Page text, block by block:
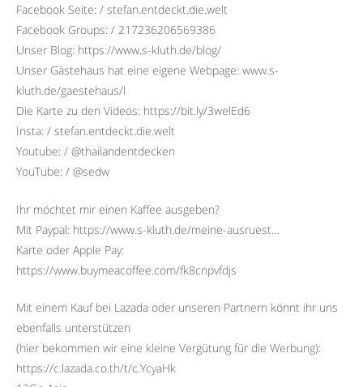
Facebook Seite: / stefan.entdeckt.die.welt
Facebook Groups: / 217236206569386
Unser Blog: https://www.s-kluth.de/blog/
Unser Gästehaus hat eine eigene Webpage: www.s-
kluth.de/gaestehaus/l
Die Karte zu den Videos: https://bit.ly/3welEd6
Insta: / stefan.entdeckt.die.welt
Youtube: / @thailandentdecken
YouTube: / @sedw
Ihr möchtet mir einen Kaffee ausgeben?
Mit Paypal: https://www.s-kluth.de/meine-ausruest…
Karte oder Apple Pay:
https://www.buymeacoffee.com/fk8cnpvfdjs
Mit einem Kauf bei Lazada oder unseren Partnern könnt ihr uns
ebenfalls unterstützen
(hier bekommen wir eine kleine Vergütung für die Werbung):
https://c.lazada.co.th/t/c.YcyaHk